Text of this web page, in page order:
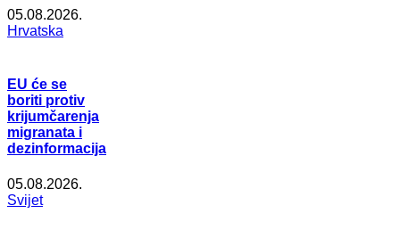
05.08.2026.
Hrvatska
EU će se
boriti protiv
krijumčarenja
migranata i
dezinformacija
05.08.2026.
Svijet